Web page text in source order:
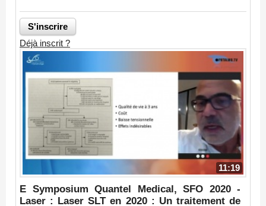
Déjà inscrit ?
11:19
E Symposium Quantel Medical, SFO 2020 -
Laser : Laser SLT en 2020 : Un traitement de